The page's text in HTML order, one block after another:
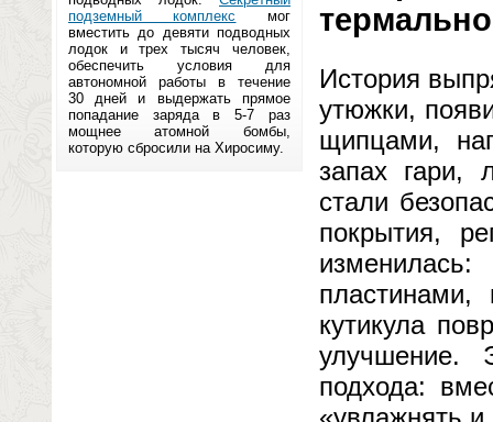
подземный комплекс мог
вместить до девяти подводных
лодок и трех тысяч человек,
обеспечить условия для
автономной работы в течение
30 дней и выдержать прямое
попадание заряда в 5-7 раз
мощнее атомной бомбы,
которую сбросили на Хиросиму.
История
утюжки,
щипцами,
запах гари,
стали
покрытия,
пластинами,
кутикула
улучшение.
подхода: